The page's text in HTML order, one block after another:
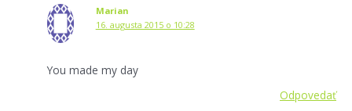
Marian
16. augusta 2015 o 10:28
You made my day
Odpovedať